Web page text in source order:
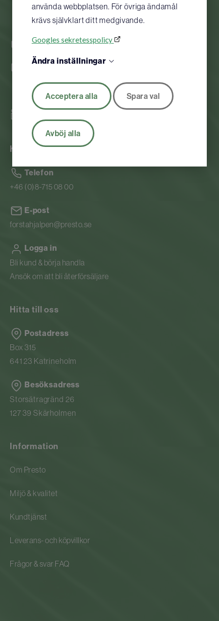
använda webbplatsen. För övriga ändamål
krävs självklart ditt medgivande.
Googles sekretesspolicy
Ändra inställningar
Acceptera alla Spara val
Avböj alla
Org nr.556112-0584
Instagram
Facebook
Kontaktuppgifter
Telefon
+46 (0)8-715 08 00
E-post
forstahjalpen@presto.se
Logga in
Bli kund & börja handla
Ansök om att bli återförsäljare
Hitta till oss
Postadress
Box 315
641 23 Katrineholm
Besöksadress
Storsätragränd 26
127 39 Skärholmen
Information
Om Presto
Miljö & kvalitet
Kundtjänst
Leverans- och köpvillkor
Frågor & svar FAQ